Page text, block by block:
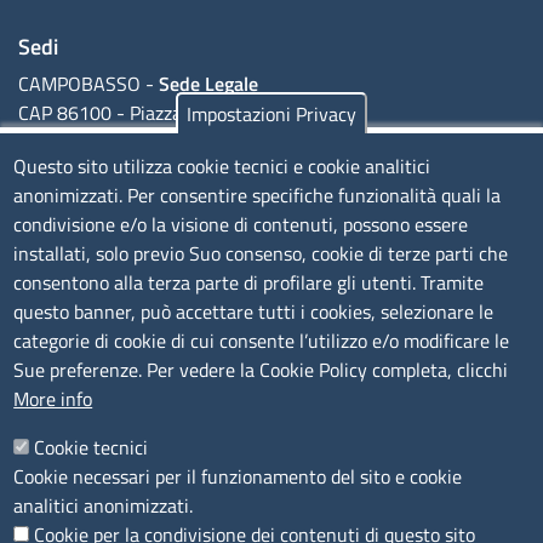
Dati e documenti ufficiali
Diritto annuale
Certificati e documenti per l'estero
Attestato di libera vendita
Carnet ATA
Certificato di origine
Visto poteri di firma
Iscrizioni e deposito atti e visure
Sedi
CAMPOBASSO - Sede Legale
CAP 86100 - Piazza della Vittoria, 1
ISERNIA -Sede Secondaria
CAP - 86170 - Corso Risorgimento, 302
Codice Fiscale e Partita Iva: 01741020703
Codice fatturazione elettronica: FUDNEO
Orari sportello fisico al pubblico
Menu footer 1
Scopri il Molise
Bandi
Impostazioni Privacy
Questo sito utilizza cookie tecnici e cookie analitici
anonimizzati. Per consentire specifiche funzionalità quali la
condivisione e/o la visione di contenuti, possono essere
installati, solo previo Suo consenso, cookie di terze parti che
consentono alla terza parte di profilare gli utenti. Tramite
questo banner, può accettare tutti i cookies, selezionare le
categorie di cookie di cui consente l’utilizzo e/o modificare le
Sue preferenze. Per vedere la Cookie Policy completa, clicchi
More info
Cookie tecnici
Cookie necessari per il funzionamento del sito e cookie
analitici anonimizzati.
Cookie per la condivisione dei contenuti di questo sito